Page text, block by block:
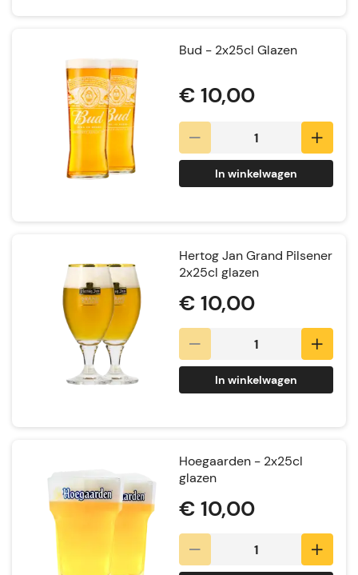
Bud - 2x25cl Glazen
€ 10,00
In winkelwagen
Hertog Jan Grand Pilsener
2x25cl glazen
€ 10,00
In winkelwagen
Hoegaarden - 2x25cl
glazen
€ 10,00